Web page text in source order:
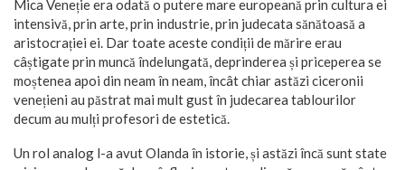
Mica Veneție era odată o putere mare europeană prin cultura ei
intensivă, prin arte, prin industrie, prin judecata sănătoasă a
aristocrației ei. Dar toate aceste condiții de mărire erau
câștigate prin muncă îndelungată, deprinderea și priceperea se
moștenea apoi din neam în neam, încât chiar astăzi ciceronii
venețieni au păstrat mai mult gust în judecarea tablourilor
decum au mulți profesori de estetică.
Un rol analog l-a avut Olanda în istorie, și astăzi încă sunt state